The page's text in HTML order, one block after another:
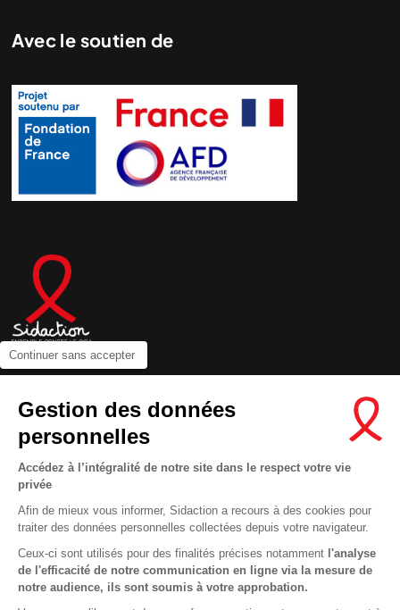
Continuer sans accepter
Gestion des données
personnelles
Accédez à l’intégralité de notre site dans le respect votre vie
privée
Afin de mieux vous informer, Sidaction a recours à des cookies pour
traiter des données personnelles collectées depuis votre navigateur.
Ceux-ci sont utilisés pour des finalités précises notamment l'analyse
de l'efficacité de notre communication en ligne via la mesure de
notre audience, ils sont soumis à votre approbation.
Avec le soutien de
Newsletter
Nous suivre sur les réseaux :
MENTIONS LÉGALES
CONDITIONS D’UTILISATION ET PROTECTION DES DONNÉES